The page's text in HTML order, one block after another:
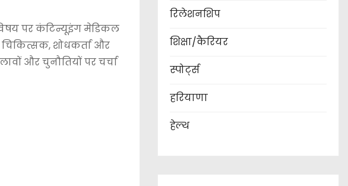
विषय पर कंटिन्यूइंग मेडिकल
शोधकर्ता और
और चुनौतियों पर चर्चा
रिलेशनशिप
शिक्षा/कैरियर
स्पोर्ट्स
हरियाणा
हेल्थ